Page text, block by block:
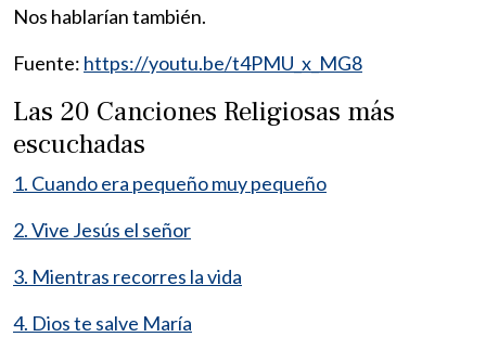
Nos hablarían también.
Fuente: https://youtu.be/t4PMU_x_MG8
Las 20 Canciones Religiosas más
escuchadas
1. Cuando era pequeño muy pequeño
2. Vive Jesús el señor
3. Mientras recorres la vida
4. Dios te salve María